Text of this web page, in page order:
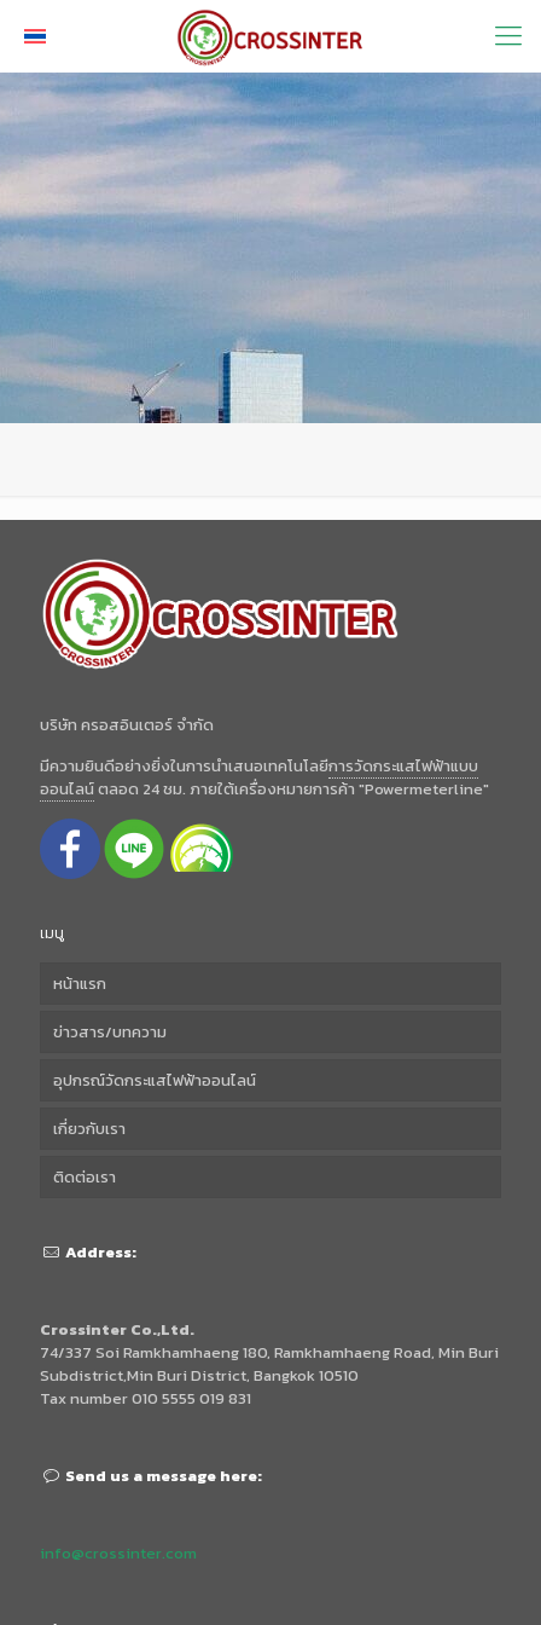
บริษัท ครอสอินเตอร์ จำกัด
มีความยินดีอย่างยิ่งในการนำเสนอเทคโนโลยีการวัดกระแสไฟฟ้าแบบ
ออนไลน์ตลอด 24 ชม. ภายใต้เครื่องหมายการค้า "Powermeterline"
เมนู
หน้าแรก
ข่าวสาร/บทความ
อุปกรณ์วัดกระแสไฟฟ้าออนไลน์
เกี่ยวกับเรา
ติดต่อเรา
Address:
Crossinter Co.,Ltd.
74/337 Soi Ramkhamhaeng 180, Ramkhamhaeng Road, Min Buri
Subdistrict,Min Buri District, Bangkok 10510
Tax number 010 5555 019 831
Send us a message here:
info@crossinter.com